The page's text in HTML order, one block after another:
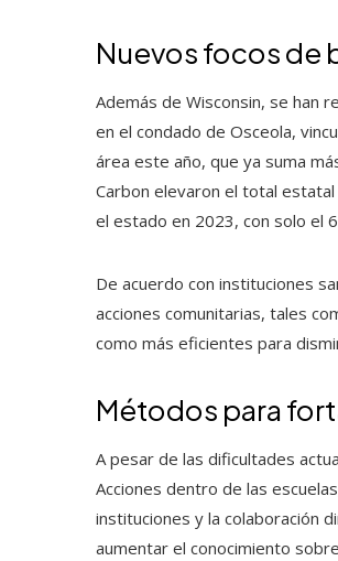
Nuevos focos de
Además de Wisconsin, se han
en el condado de Osceola,
área este año, que ya suma
Carbon elevaron el total
el estado en 2023, con solo el
De acuerdo con instituciones
acciones comunitarias, tales
como más eficientes para
Métodos para
A pesar de las dificultades
Acciones dentro de las
instituciones y la colaboración
aumentar el conocimiento